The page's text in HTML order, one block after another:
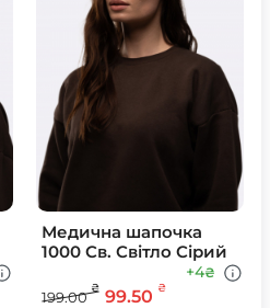
Медична шапочка
1000 Св. Свiтло Сiрий
199.00
₴ 99.50 ₴
+4₴